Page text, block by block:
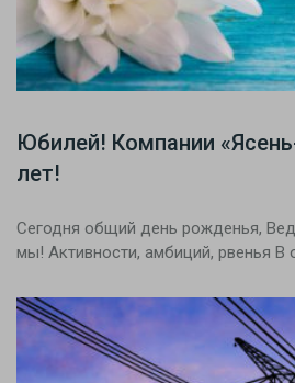
Юбилей! Компании
лет!
Сегодня общий день рожденья,
мы! Активности, амбиций, рвенья В